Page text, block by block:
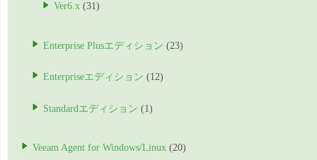
Ver6.x (31)
Enterprise Plusエディション (23)
Enterpriseエディション (12)
Standardエディション (1)
Veeam Agent for Windows/Linux (20)